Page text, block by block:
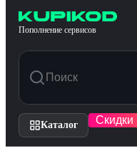
Перейти к содержимому
Пополнение сервисов
Каталог Скидки